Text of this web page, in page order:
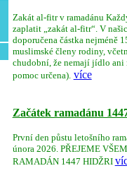
Zakát al-fitr v ramadánu
zaplatit „zakát al-fitr“. V
doporučena částka nejméně
muslimské členy rodiny,
chudobní, že nemají jídlo ani
pomoc určena). více
Začátek ramadánu
První den půstu letošního
února 2026. PŘEJEME
RAMADÁN 1447 HIDŽRI